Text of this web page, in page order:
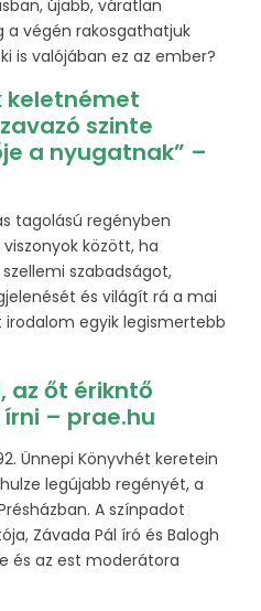
újabb, váratlan
a végén rakosgathatjuk
is valójában ez az ember?
keletnémet
szinte
a nyugatnak” –
tagolású regényben
között, ha
szabadságot,
és világít rá a mai
egyik legismertebb
az őt érikntő
– prae.hu
Ünnepi Könyvhét keretein
legújabb regényét, a
A színpadot
Závada Pál író és Balogh
és az est moderátora